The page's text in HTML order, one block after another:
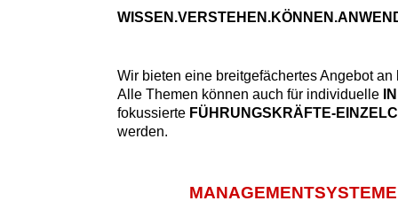
Wir bieten eine breitgefächertes Angebot an
Alle Themen können auch für individuelle
fokussierte FÜHRUNGSKRÄFTE-
werden.